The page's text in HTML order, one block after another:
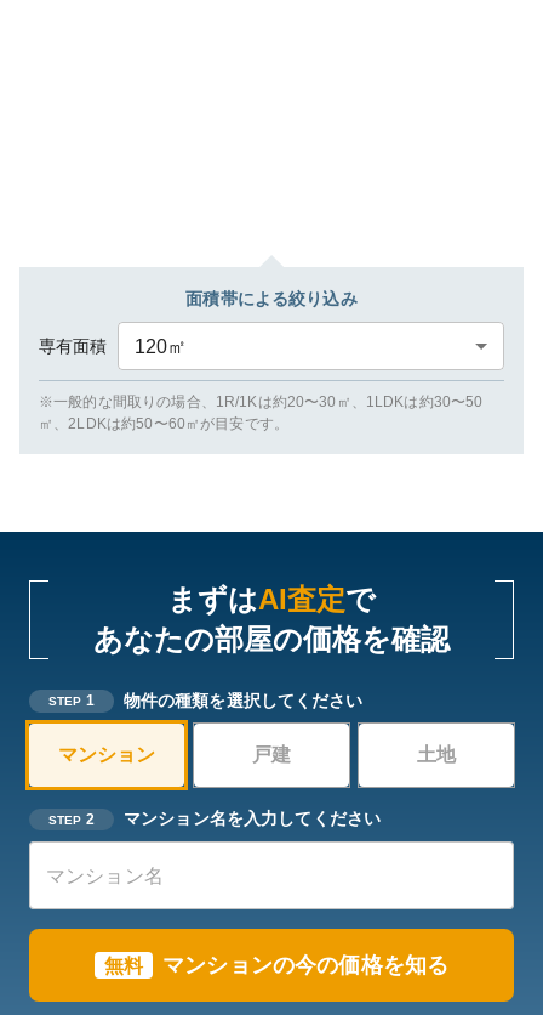
面積帯による絞り込み
専有面積 120㎡
※一般的な間取りの場合、1R/1Kは約20〜30㎡、1LDKは約30〜50
㎡、2LDKは約50〜60㎡が目安です。
まずはAI査定で
あなたの部屋の価格を確認
STEP 1 物件の種類を選択してください
マンション 戸建 土地
STEP 2 マンション名を入力してください
無料 マンションの今の価格を知る